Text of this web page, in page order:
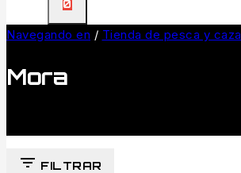
0
Navegando en / Tienda de pesca y caza
Mora
FILTRAR